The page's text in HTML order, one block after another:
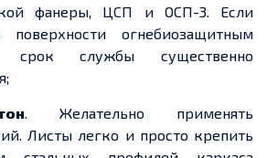
фанеры, ЦСП и ОСП-3. Если
поверхности огнебиозащитным
срок службы существенно
. Желательно применять
Листы легко и просто крепить